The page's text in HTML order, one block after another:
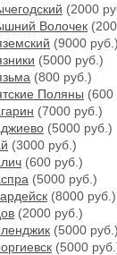
(2000
Волочек
(9000 руб.)
(5000 руб.)
(800 руб.)
Поляны (600
(7000 руб.)
(5000 руб.)
(3000 руб.)
(600 руб.)
(5000 руб.)
(8000 руб.)
(2000 руб.)
(5000 руб.)
(5000